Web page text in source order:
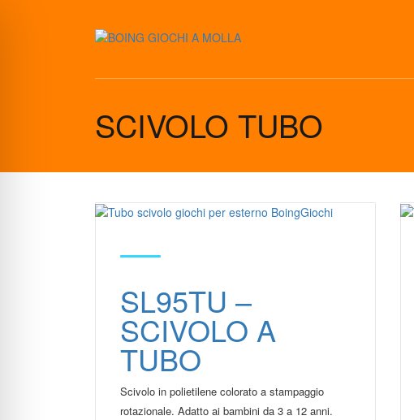
SCIVOLO TUBO
SL95TU –
SCIVOLO A
TUBO
Scivolo in polietilene colorato a stampaggio
rotazionale. Adatto ai bambini da 3 a 12 anni.